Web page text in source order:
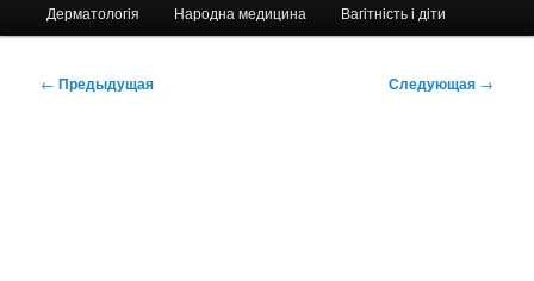
Дерматологія Народна медицина Вагітність і діти
Навигация
← Предыдущая Следующая →